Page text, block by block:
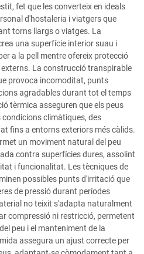
fet que les converteix en ideals
d'hostaleria i viatgers que
torns llargs o viatges. La
una superfície interior suau i
a la pell mentre ofereix protecció
La construcció transpirable
provoca incomoditat, punts
agradables durant tot el temps
tèrmica asseguren que els peus
climàtiques, des
fins a entorns exteriors més càlids.
un moviment natural del peu
contra superfícies dures, assolint
i funcionalitat. Les tècniques de
possibles punts d'irritació que
de pressió durant períodes
no teixit s'adapta naturalment
compressió ni restricció, permetent
peu i el manteniment de la
assegura un ajust correcte per